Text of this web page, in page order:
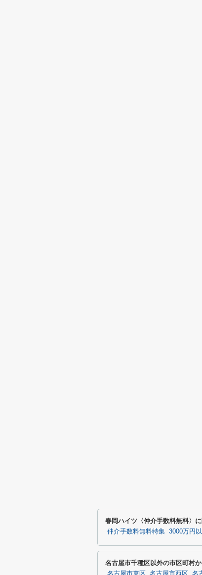
春岡ハイツ〈仲介手数料無料〉
仲介手数料無料特集 3000万円
名古屋市千種区以外の市区町村
名古屋市東区 名古屋市西区 名